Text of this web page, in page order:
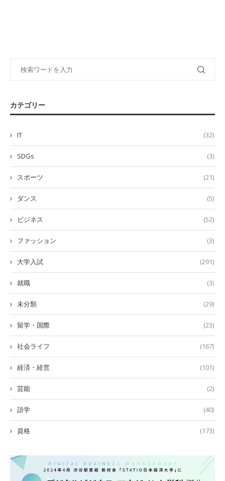
カテゴリー
IT (32)
SDGs (3)
スポーツ (21)
ダンス (5)
ビジネス (52)
ファッション (3)
大学入試 (291)
就職 (3)
未分類 (29)
留学・国際 (23)
社会ライフ (167)
経済・経営 (101)
芸能 (2)
語学 (40)
資格 (173)